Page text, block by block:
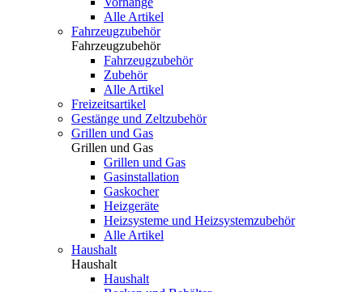
Alle Artikel
Fahrzeugzubehör
Fahrzeugzubehör
Fahrzeugzubehör
Zubehör
Alle Artikel
Freizeitsartikel
Gestänge und Zeltzubehör
Grillen und Gas
Grillen und Gas
Grillen und Gas
Gasinstallation
Gaskocher
Heizgeräte
Heizsysteme und Heizsystemzubehör
Alle Artikel
Haushalt
Haushalt
Haushalt